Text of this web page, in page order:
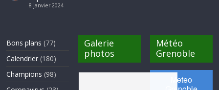
8 janvier 2024
Bons plans (77)
Calendrier (180)
Champions (98)
Galerie
photos
Météo
Grenoble